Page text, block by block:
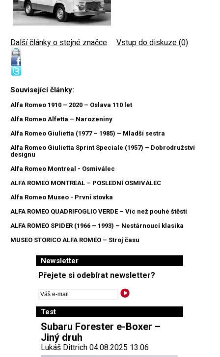
Další články o stejné značce Vstup do diskuze (0)
Související články:
Alfa Romeo 1910 – 2020 – Oslava 110 let
Alfa Romeo Alfetta – Narozeniny
Alfa Romeo Giulietta (1977 – 1985) – Mladší sestra
Alfa Romeo Giulietta Sprint Speciale (1957) – Dobrodružství
designu
Alfa Romeo Montreal - Osmiválec
ALFA ROMEO MONTREAL – POSLEDNÍ OSMIVÁLEC
Alfa Romeo Museo - První stovka
ALFA ROMEO QUADRIFOGLIO VERDE – Víc než pouhé štěstí
ALFA ROMEO SPIDER (1966 – 1993) – Nestárnoucí klasika
MUSEO STORICO ALFA ROMEO – Stroj času
Newsletter
Přejete si odebírat newsletter?
Test
Subaru Forester e-Boxer –
Jiný druh
Lukáš Dittrich 04.08.2025 13:06